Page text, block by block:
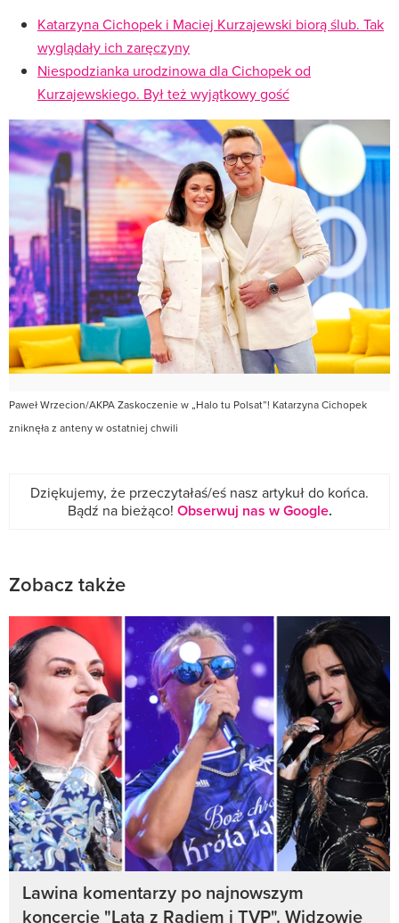
Katarzyna Cichopek i Maciej Kurzajewski biorą ślub. Tak
wyglądały ich zaręczyny
Niespodzianka urodzinowa dla Cichopek od
Kurzajewskiego. Był też wyjątkowy gość
Paweł Wrzecion/AKPA Zaskoczenie w „Halo tu Polsat”! Katarzyna Cichopek
zniknęła z anteny w ostatniej chwili
Dziękujemy, że przeczytałaś/eś nasz artykuł do końca.
Bądź na bieżąco! Obserwuj nas w Google.
Zobacz także
Lawina komentarzy po najnowszym
koncercie "Lata z Radiem i TVP". Widzowie